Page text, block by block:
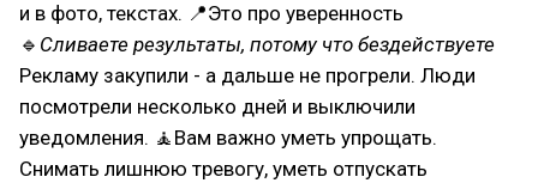
и в фото, текстах. 📍Это про уверенность
🔹 Сливаете результаты, потому что бездействуете
Рекламу закупили - а дальше не прогрели. Люди
посмотрели несколько дней и выключили
уведомления. 🧘Вам важно уметь упрощать.
Снимать лишнюю тревогу, уметь отпускать